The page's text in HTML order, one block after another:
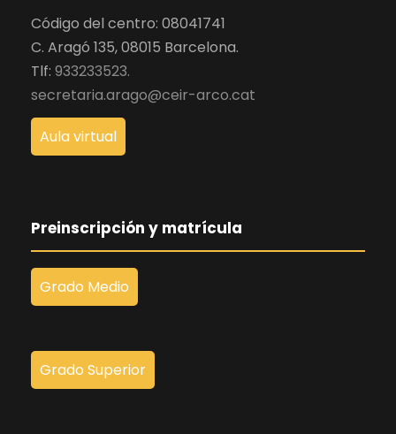
Código del centro: 08041741
C. Aragó 135, 08015 Barcelona.
Tlf: 933233523.
secretaria.arago@ceir-arco.cat
Aula virtual
Preinscripción y matrícula
Grado Medio
Grado Superior